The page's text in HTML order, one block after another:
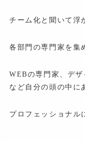
チーム化と聞いて浮
各部門の専門家を集
WEBの専門家、デ
など自分の頭の中に
プロフェッショナル